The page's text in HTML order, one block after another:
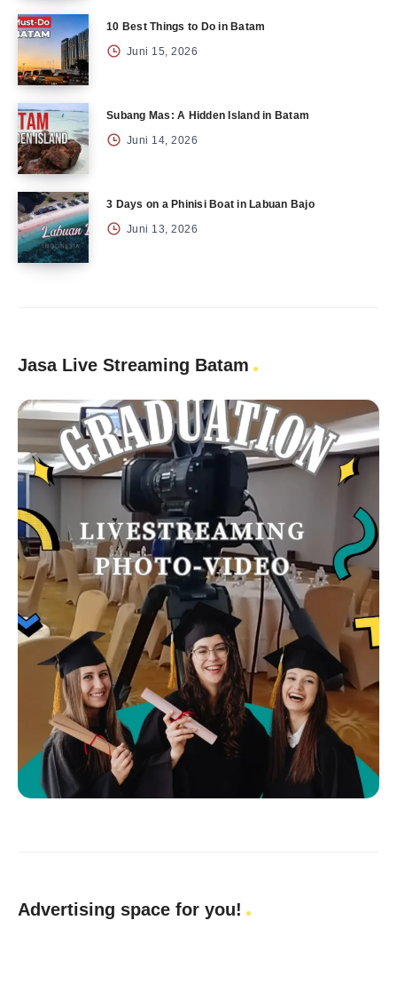
10 Best Things to Do in Batam
Juni 15, 2026
Subang Mas: A Hidden Island in Batam
Juni 14, 2026
3 Days on a Phinisi Boat in Labuan Bajo
Juni 13, 2026
Jasa Live Streaming Batam
Advertising space for you!